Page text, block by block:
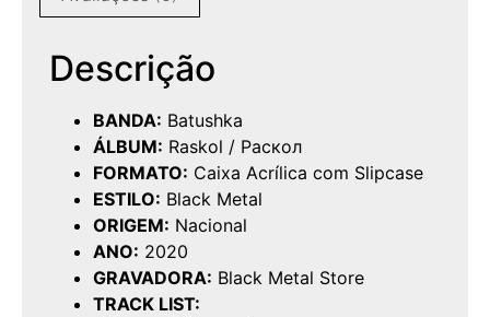
Descrição
BANDA: Batushka
ÁLBUM: Raskol / Раскол
FORMATO: Caixa Acrílica com Slipcase
ESTILO: Black Metal
ORIGEM: Nacional
ANO: 2020
GRAVADORA: Black Metal Store
TRACK LIST: